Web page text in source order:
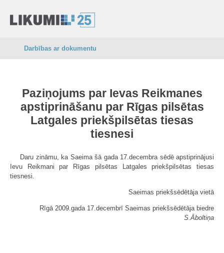
Darbības ar dokumentu
Paziņojums par Ievas Reikmanes
apstiprināšanu par Rīgas pilsētas
Latgales priekšpilsētas tiesas
tiesnesi
Daru zināmu, ka Saeima šā gada 17.decembra sēdē apstiprinājusi
Ievu Reikmani par Rīgas pilsētas Latgales priekšpilsētas tiesas
tiesnesi.
Saeimas priekšsēdētāja vietā
Rīgā 2009.gada 17.decembrī Saeimas priekšsēdētāja biedre
S.Āboltiņa